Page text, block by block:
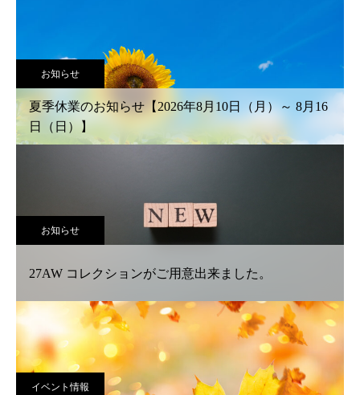
お知らせ
夏季休業のお知らせ【2026年8月10日（月）～ 8月16
日（日）】
お知らせ
27AW コレクションがご用意出来ました。
イベント情報